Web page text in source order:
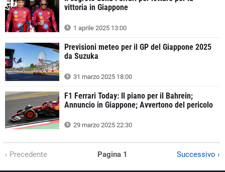
vittoria in Giappone
1 aprile 2025 13:00
Previsioni meteo per il GP del Giappone 2025
da Suzuka
31 marzo 2025 18:00
F1 Ferrari Today: Il piano per il Bahrein;
Annuncio in Giappone; Avvertono del pericolo
29 marzo 2025 22:30
‹ Precedente Pagina 1 Successivo ›